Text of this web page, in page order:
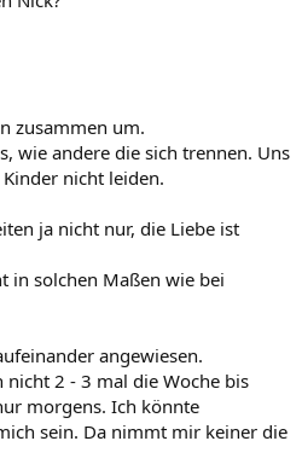
zusammen um.
wie andere die sich trennen. Uns
nicht leiden.
ja nicht nur, die Liebe ist
in solchen Maßen wie bei
angewiesen.
2 - 3 mal die Woche bis
morgens. Ich könnte
sein. Da nimmt mir keiner die